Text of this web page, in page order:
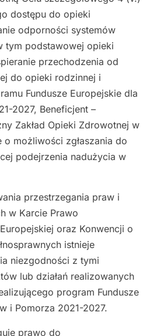
dostępu do opieki
odporności systemów
tym podstawowej opieki
przechodzenia od
do opieki rodzinnej i
Fundusze Europejskie dla
2027, Beneficjent –
Zakład Opieki Zdrowotnej w
możliwości zgłaszania do
podejrzenia nadużycia w
przestrzegania praw i
w Karcie Prawo
oraz Konwencji o
istnieje
niezgodności z tymi
lub działań realizowanych
program Fundusze
i Pomorza 2021-2027.
prawo do